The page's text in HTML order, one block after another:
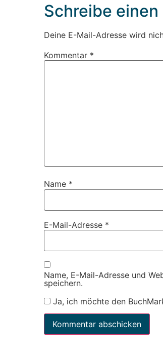
Schreibe
Deine E-Mail-Adresse wird
Kommentar *
Name *
E-Mail-Adresse *
Name, E-Mail-Adresse und
speichern.
Ja, ich möchte den